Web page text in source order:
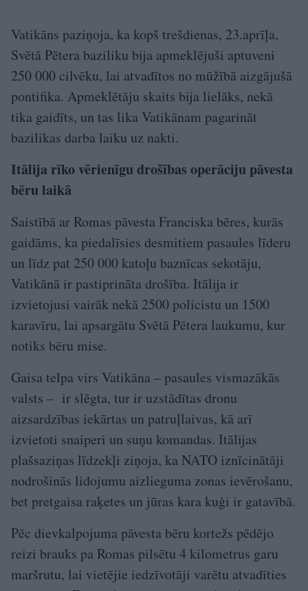
Vatikāns paziņoja, ka kopš trešdienas, 23.aprīļa,
Svētā Pētera baziliku bija apmeklējuši aptuveni
250 000 cilvēku, lai atvadītos no mūžībā aizgājušā
pontifika. Apmeklētāju skaits bija lielāks, nekā
tika gaidīts, un tas lika Vatikānam pagarināt
bazilikas darba laiku uz nakti.
Itālija rīko vērienīgu drošības operāciju pāvesta
bēru laikā
Saistībā ar Romas pāvesta Franciska bēres, kurās
gaidāms, ka piedalīsies desmitiem pasaules līderu
un līdz pat 250 000 katoļu baznīcas sekotāju,
Vatikānā ir pastiprināta drošība. Itālija ir
izvietojusi vairāk nekā 2500 policistu un 1500
karavīru, lai apsargātu Svētā Pētera laukumu, kur
notiks bēru mise.
Gaisa telpa virs Vatikāna – pasaules vismazākās
valsts – ir slēgta, tur ir uzstādītas dronu
aizsardzības iekārtas un patruļlaivas, kā arī
izvietoti snaiperi un suņu komandas. Itālijas
plašsaziņas līdzekļi ziņoja, ka NATO iznīcinātāji
nodrošinās lidojumu aizlieguma zonas ievērošanu,
bet pretgaisa raķetes un jūras kara kuģi ir gatavībā.
Pēc dievkalpojuma pāvesta bēru kortežs pēdējo
reizi brauks pa Romas pilsētu 4 kilometrus garu
maršrutu, lai vietējie iedzīvotāji varētu atvadīties